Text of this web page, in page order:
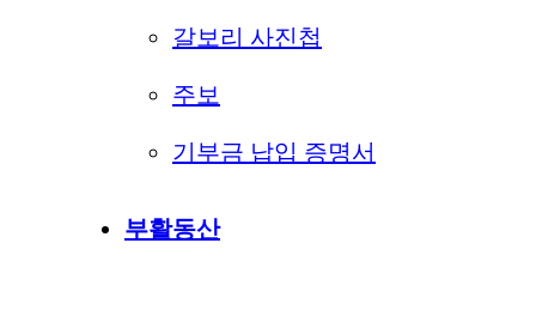
갈보리 사진첩
주보
기부금 납입 증명서
부활동산